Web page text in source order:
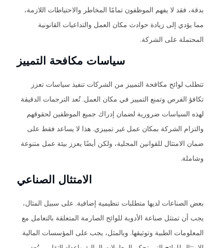
بدقة، فقد لا يفهم الموظفون تمامًا المخاطر والاحتياطات اللازمة،
مما يؤدي إلى زيادة حوادث مكان العمل والتداعيات القانونية
المحتملة على الشركة.
سياسات مكافحة التمييز
تتطلب لوائح مكافحة التمييز من الشركات تنفيذ سياسات تعزز
تكافؤ الفرص وتمنع التمييز في مكان العمل. تُعد الترجمات الدقيقة
لهذه السياسات ضرورية لضمان إدراك جميع الموظفين لحقوقهم
والتزام الشركة بمكان عمل غير تمييزي. هذا لا يساعد فقط على
ضمان الامتثال للقوانين المحلية، ولكن أيضًا يعزز بيئة عمل متنوعة
وشاملة.
الامتثال الصناعي
بعض الصناعات لديها متطلبات تنظيمية إضافية. على سبيل المثال،
يجب أن تمتثل صناعة الأدوية للوائح الصارمة المتعلقة بالتعامل مع
المعلومات الطبية وتوثيقها. وبالمثل، يجب على المؤسسات المالية